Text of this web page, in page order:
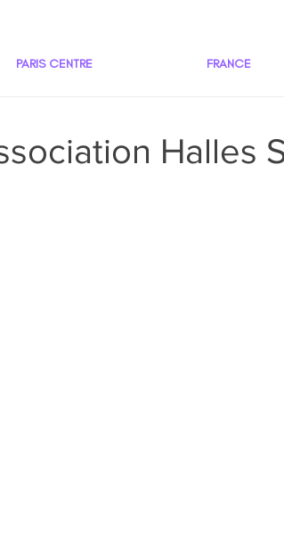
PARIS CENTRE FRANCE
Halles